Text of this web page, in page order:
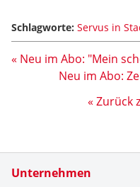
Schlagworte: Servus in
« Neu im Abo: "Mein
Neu im Abo:
« Zurück
Unternehmen